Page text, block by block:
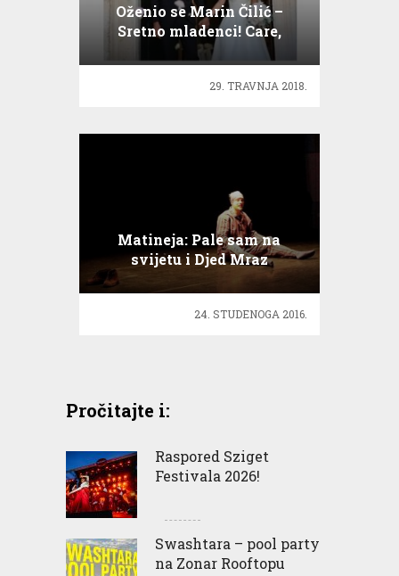
Oženio se Marin Čilić –
Sretno mladenci! Care,
najveća pobjeda
29. TRAVNJA 2018.
Matineja: Pale sam na
svijetu i Djed Mraz
24. STUDENOGA 2016.
Pročitajte i:
Raspored Sziget
Festivala 2026!
Swashtara – pool party
na Zonar Rooftopu